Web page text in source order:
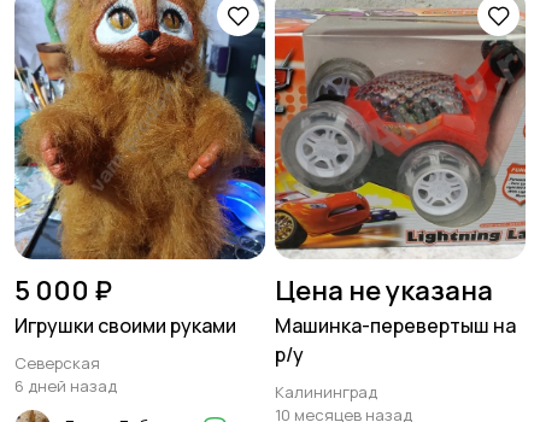
5 000 ₽
Игрушки своими руками
Северская
6 дней назад
Цена не указана
Машинка-перевертыш на
р/у
Калининград
10 месяцев назад